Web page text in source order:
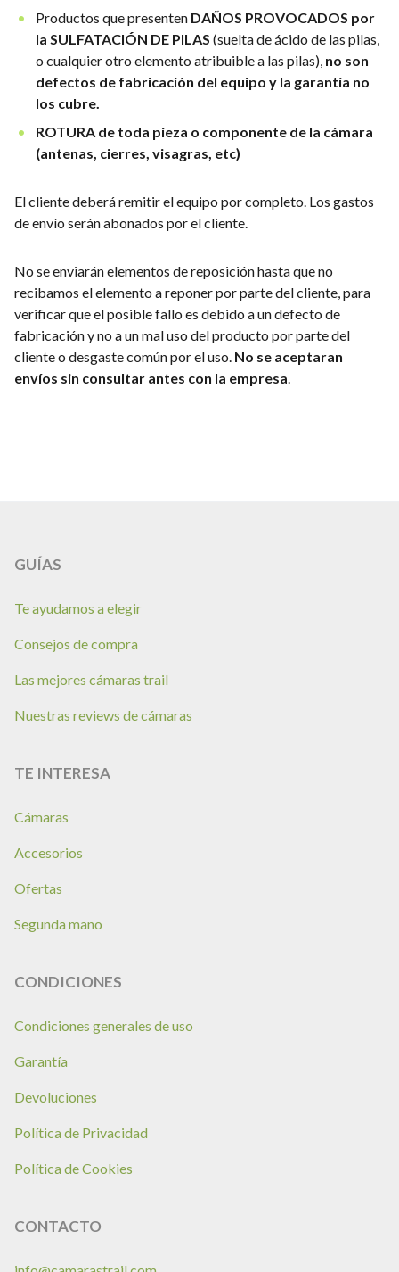
Productos que presenten DAÑOS PROVOCADOS por
la SULFATACIÓN DE PILAS (suelta de ácido de las pilas,
o cualquier otro elemento atribuible a las pilas), no son
defectos de fabricación del equipo y la garantía no
los cubre.
ROTURA de toda pieza o componente de la cámara
(antenas, cierres, visagras, etc)
El cliente deberá remitir el equipo por completo. Los gastos
de envío serán abonados por el cliente.
No se enviarán elementos de reposición hasta que no
recibamos el elemento a reponer por parte del cliente, para
verificar que el posible fallo es debido a un defecto de
fabricación y no a un mal uso del producto por parte del
cliente o desgaste común por el uso. No se aceptaran
envíos sin consultar antes con la empresa.
GUÍAS
Te ayudamos a elegir
Consejos de compra
Las mejores cámaras trail
Nuestras reviews de cámaras
TE INTERESA
Cámaras
Accesorios
Ofertas
Segunda mano
CONDICIONES
Condiciones generales de uso
Garantía
Devoluciones
Política de Privacidad
Política de Cookies
CONTACTO